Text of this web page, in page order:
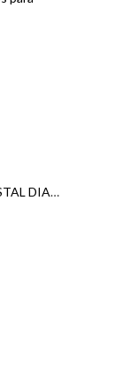
LÁMPARA CUADRADA DE CRISTAL DIAMANTE 7″ – SET CON BOMBILLO H4